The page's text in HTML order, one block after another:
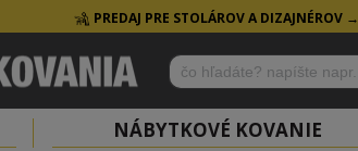
PREDAJ PRE STOLÁROV A DIZAJNÉROV →
NÁBYTKOVÉ KOVANIE